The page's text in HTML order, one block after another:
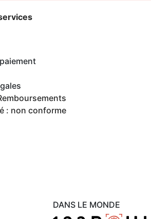
: non conforme
DANS LE MONDE